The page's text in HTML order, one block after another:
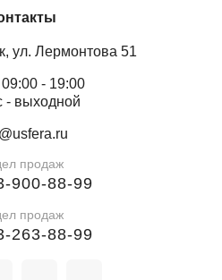
ул. Лермонтова 51
- 19:00
- выходной
продаж
900-88-99
продаж
263-88-99